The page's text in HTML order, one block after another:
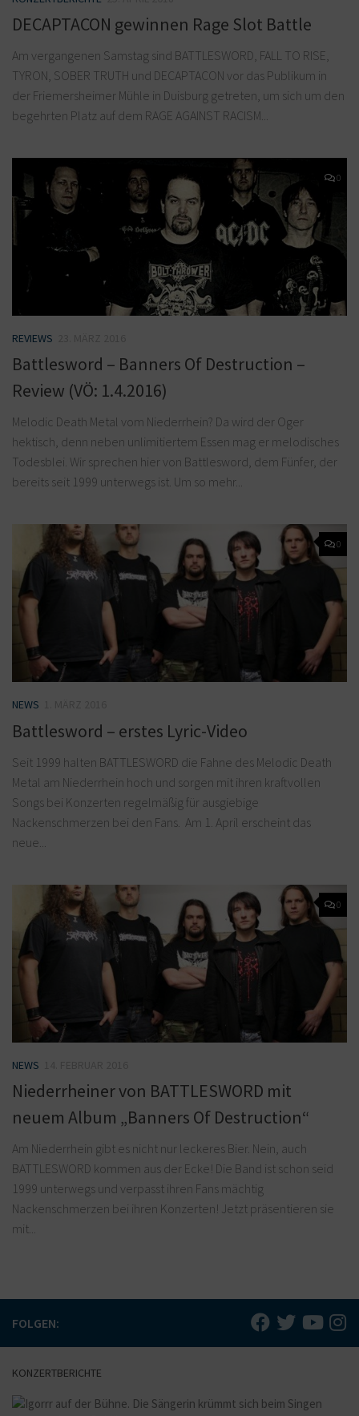
DECAPTACON gewinnen Rage Slot Battle
Am vergangenen Samstag sind BATTLESWORD, FALL TO RISE,
TYRON, SOBER TRUTH und DECAPTACON vor das Publikum in
der Friemersheimer Mühle in Duisburg getreten, um sich um den
begehrten Platz auf dem RAGE AGAINST RACISM...
0
REVIEWS
Battlesword – Banners Of Destruction –
Review (VÖ: 1.4.2016)
Melodic Death Metal vom Niederrhein? Da wird der Oger
hektisch, denn neben unlimitiertem Essen mag er melodisches
Todesblei. Wir sprechen hier von Battlesword, dem Fünfer, der
bereits seit 1999 unterwegs ist. Um so mehr...
0
NEWS
Battlesword – erstes Lyric-Video
Seit 1999 halten BATTLESWORD die Fahne des Melodic Death
Metal am Niederrhein hoch und sorgen mit ihren kraftvollen
Songs bei Konzerten regelmäßig für ausgiebige
Nackenschmerzen bei den Fans. Am 1. April erscheint das
neue...
0
NEWS
Niederrheiner von BATTLESWORD mit
neuem Album „Banners Of Destruction“
Am Niederrhein gibt es nicht nur leckeres Bier. Nein, auch
BATTLESWORD kommen aus der Ecke! Die Band ist schon seid
1999 unterwegs und verpasst ihren Fans mächtig
Nackenschmerzen bei ihren Konzerten! Jetzt präsentieren sie
mit...
FOLGEN:
KONZERTBERICHTE